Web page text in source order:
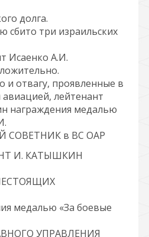
долга.
сбито три израильских
Исаенко А.И.
отвагу, проявленные в
лейтенант
награждения медалью
СОВЕТНИК в ВС ОАР
И. КАТЫШКИН
медалью «За боевые
УПРАВЛЕНИЯ